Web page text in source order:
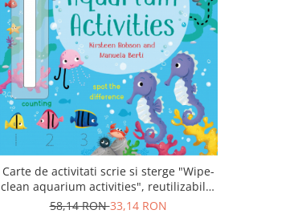
Carte de activitati scrie si sterge "Wipe-
clean aquarium activities", reutilizabila,
Usborne
58,14 RON33,14 RON